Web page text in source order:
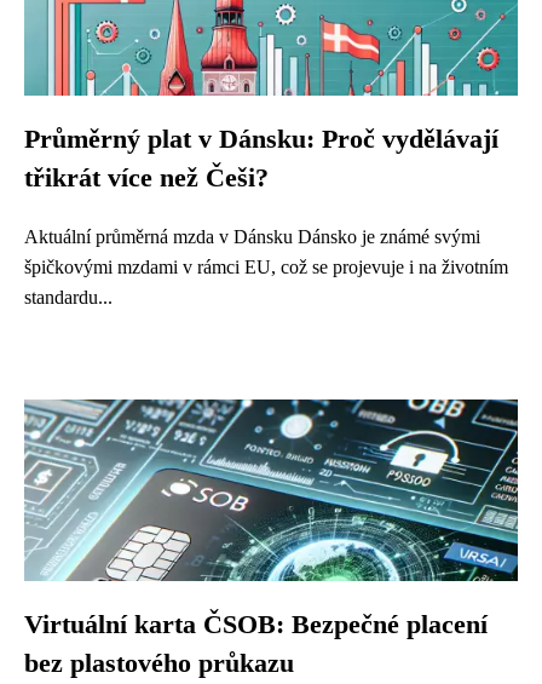
Průměrný plat v Dánsku: Proč vydělávají
třikrát více než Češi?
Aktuální průměrná mzda v Dánsku Dánsko je známé svými
špičkovými mzdami v rámci EU, což se projevuje i na životním
standardu...
Virtuální karta ČSOB: Bezpečné placení
bez plastového průkazu